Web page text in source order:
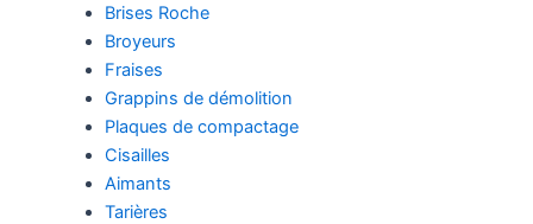
Brises Roche
Broyeurs
Fraises
Grappins de démolition
Plaques de compactage
Cisailles
Aimants
Tarières